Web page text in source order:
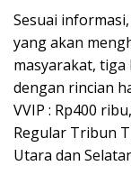
Sesuai
yang akan
masyarakat,
dengan rincian
VVIP : Rp400
Regular Tribun
Utara dan